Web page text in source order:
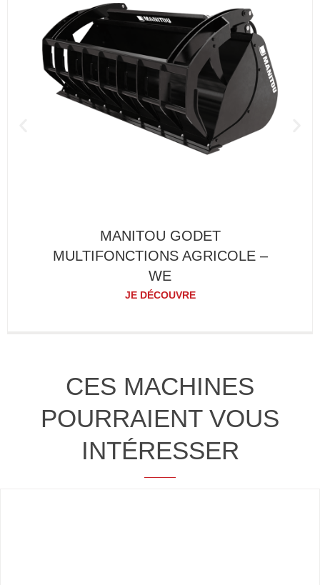
MANITOU GODET
MULTIFONCTIONS AGRICOLE –
WE
JE DÉCOUVRE
CES MACHINES
POURRAIENT VOUS
INTÉRESSER